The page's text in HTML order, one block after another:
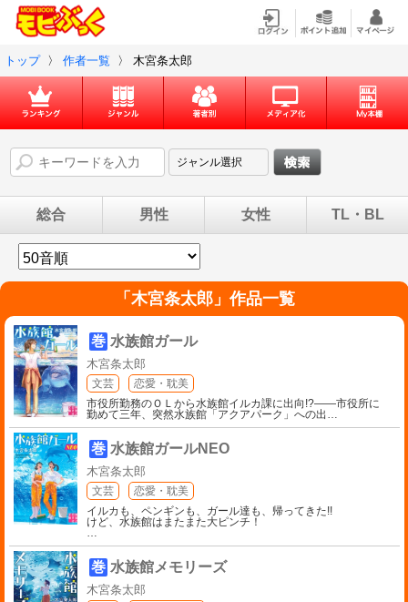
トップ 〉 作者一覧 〉 木宮条太郎
総合 男性 女性 TL・BL
「 木宮条太郎」作品一覧
巻 水族館ガール
木宮条太郎
文芸
恋愛・耽美
市役所勤務のＯＬから水族館イルカ課に出向!?――市役所に
勤めて三年、突然水族館「アクアパーク」への出 …
巻 水族館ガールNEO
木宮条太郎
文芸
恋愛・耽美
イルカも、ペンギンも、ガール達も、帰ってきた!!
けど、水族館はまたまた大ピンチ！
…
巻 水族館メモリーズ
木宮条太郎